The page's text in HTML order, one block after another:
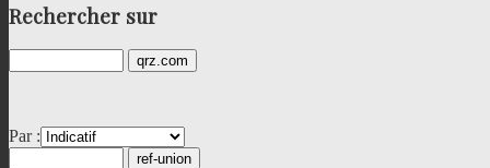
Rechercher sur
Par :